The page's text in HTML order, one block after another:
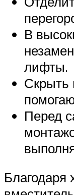
В
лифты.
Скрыть
Перед
Благодаря